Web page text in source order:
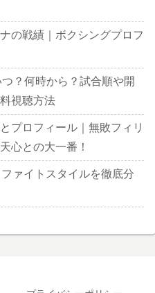
の戦績｜ボクシングプロフ
？何時から？試合順や開
視聴方法
プロフィール｜無敗フィリ
心との大一番！
ァイトスタイルを徹底分